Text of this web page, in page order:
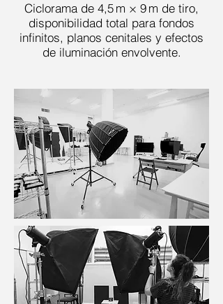
Ciclorama de 4,5 m × 9 m de tiro,
disponibilidad total para fondos
infinitos, planos cenitales y efectos
de iluminación envolvente.